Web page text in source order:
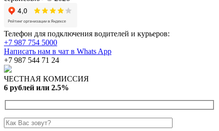
Телефон для подключения водителей и курьеров:
+7 987 754 5000
Написать нам в чат в Whats App
+7 987 544 71 24
ЧЕСТНАЯ КОМИССИЯ
6 рублей или 2.5%